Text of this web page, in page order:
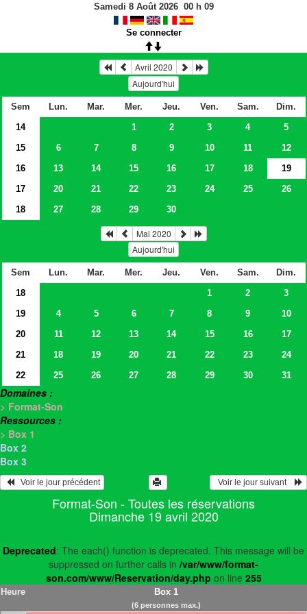
Samedi 8 Août 2026 00h 09
Se connecter
Avril 2020
Aujourd'hui
Sem Lun. Mar. Mer. Jeu. Ven. Sam.
Dim.
14
1 2 3 4
5
15
6 7 8 9 10 11
12
16
13 14 15 16 17 18
19
17
20 21 22 23 24 25
26
18
27 28 29 30
Mai 2020
Aujourd'hui
Sem Lun. Mar. Mer. Jeu. Ven. Sam.
Dim.
18
1 2
3
19
4 5 6 7 8 9
10
20
11 12 13 14 15 16
17
21
18 19 20 21 22 23
24
22
25 26 27 28 29 30 31
Domaines :
> Format-Son
Ressources :
> Box 1
Box 2
Box 3
   Voir le jour précédent
  Voir le jour suivant
Format-Son - Toutes les réservations
Dimanche 19 avril 2020
Deprecated: The each() function is deprecated. This message will be
suppressed on further calls in /var/www/format-
son.com/www/Reservation/day.php on line 255
Heure Box 1
(6 personnes max.)